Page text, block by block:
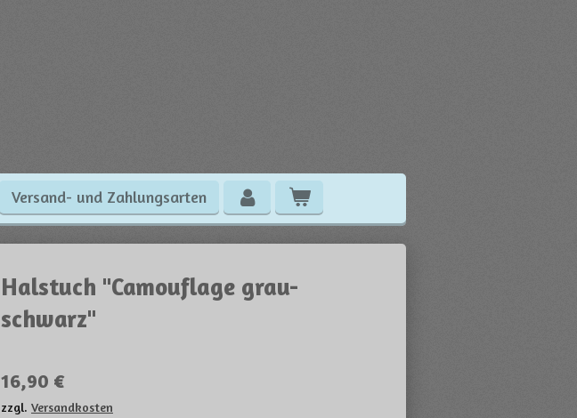
Versand- und Zahlungsarten
Halstuch "Camouflage grau-
schwarz"
16,90 €
zzgl. Versandkosten